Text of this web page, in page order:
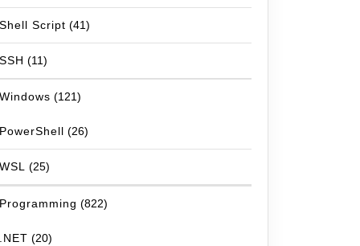
Shell Script (41)
SSH (11)
Windows (121)
PowerShell (26)
WSL (25)
Programming (822)
.NET (20)